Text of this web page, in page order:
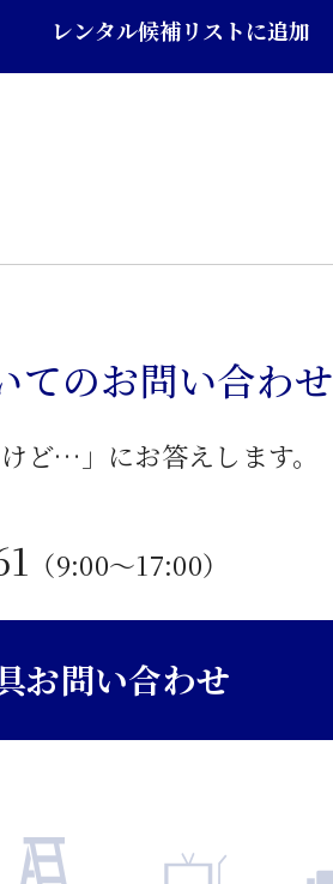
扉
書
個
レンタル候補リストに追加
てのお問い合わせ
ど…」にお答えします。
（9:00〜17:00）
お問い合わせ